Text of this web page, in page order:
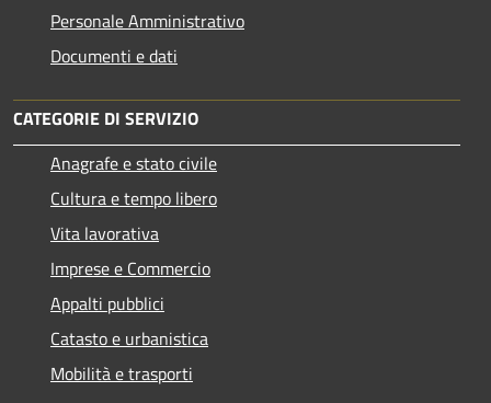
Personale Amministrativo
Documenti e dati
CATEGORIE DI SERVIZIO
Anagrafe e stato civile
Cultura e tempo libero
Vita lavorativa
Imprese e Commercio
Appalti pubblici
Catasto e urbanistica
Mobilità e trasporti